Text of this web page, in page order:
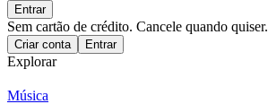
Entrar
Sem cartão de crédito. Cancele quando quiser.
Criar conta Entrar
Explorar
Música